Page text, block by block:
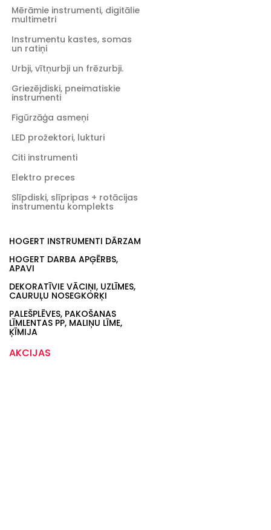
Mērāmie instrumenti, digitālie
multimetri
Instrumentu kastes, somas
un ratiņi
Urbji, vītņurbji un frēzurbji.
Griezējdiski, pneimatiskie
instrumenti
Figūrzāģa asmeņi
LED prožektori, lukturi
Citi instrumenti
Elektro preces
Slīpdiski, slīpripas + rotācijas
instrumentu komplekts
HOGERT INSTRUMENTI DĀRZAM
HOGERT DARBA APĢĒRBS,
APAVI
DEKORATĪVIE VĀCIŅI, UZLĪMES,
CAURUĻU NOSEGKORĶI
PALEŠPLĒVES, PAKOŠANAS
LĪMLENTAS PP, MALIŅU LĪME,
ĶĪMIJA
AKCIJAS